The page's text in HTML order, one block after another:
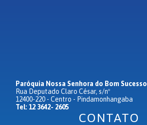
Paróquia Nossa Senhora do Bom Sucesso
Rua Deputado Claro César, s/nº
12400-220 - Centro - Pindamonhangaba
Tel: 12 3642- 2605
CONTATO